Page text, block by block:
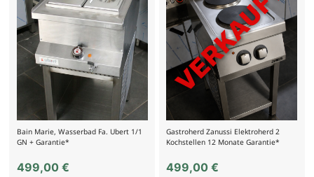
Bain Marie, Wasserbad Fa. Ubert 1/1
GN + Garantie*
499,00 €
Gastroherd Zanussi Elektroherd 2
Kochstellen 12 Monate Garantie*
499,00€